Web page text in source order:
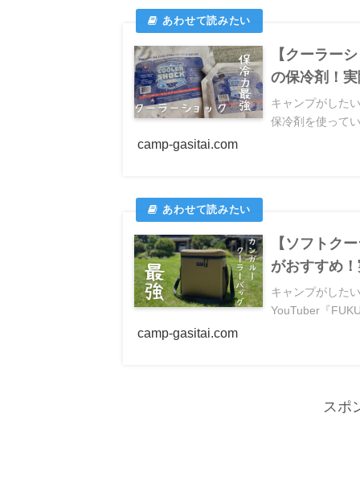
【クーラー
の保冷剤！
キャンプがした
保冷剤を使って
camp-gasitai.com
【ソフトク
がおすすめ
キャンプがした
YouTuber『
camp-gasitai.com
スポ